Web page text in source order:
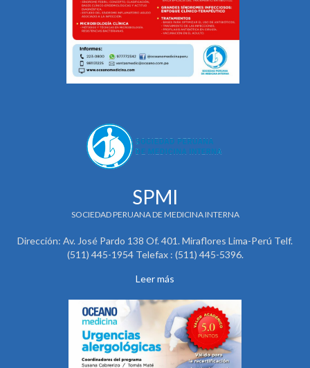
SPMI
SOCIEDAD PERUANA DE MEDICINA INTERNA
Dirección: Av. José Pardo 138 Of. 401. Miraflores Lima-Perú Telf.
(511) 445-1954 Telefax : (511) 445-5396.
Leer más